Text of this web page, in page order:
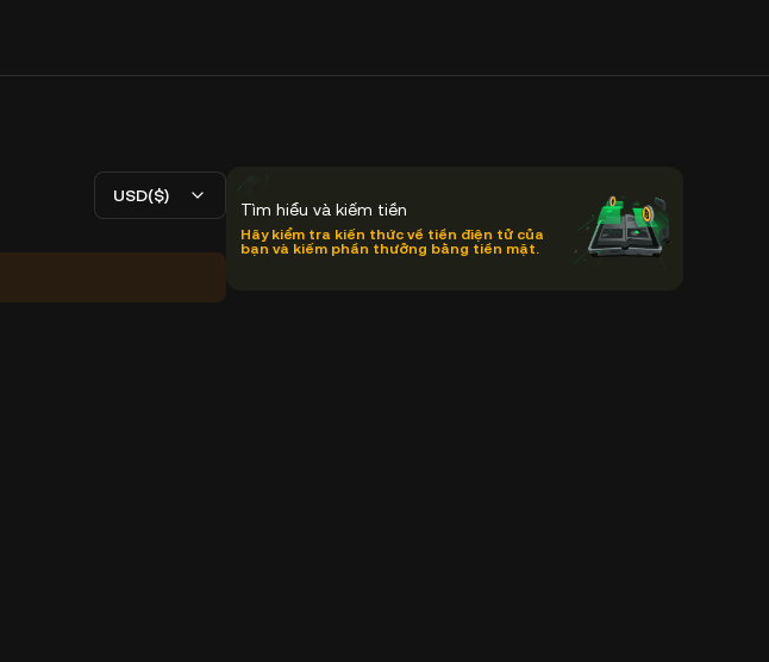
USD($)
Tìm hiểu và kiếm tiền
Hãy kiểm tra kiến thức về tiền điện tử của
bạn và kiếm phần thưởng bằng tiền mặt.